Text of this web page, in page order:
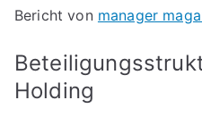
Bericht von manager
Holding